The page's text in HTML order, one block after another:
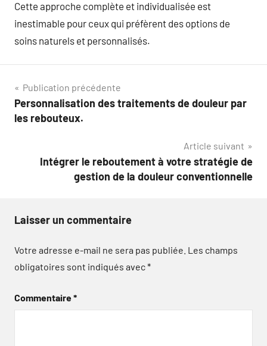
Cette approche complète et individualisée est
inestimable pour ceux qui préfèrent des options de
soins naturels et personnalisés.
Navigation
de
Publication précédente
Personnalisation des traitements de douleur par
les rebouteux.
Article suivant
Intégrer le reboutement à votre stratégie de
gestion de la douleur conventionnelle
Laisser un commentaire
Votre adresse e-mail ne sera pas publiée. Les champs
obligatoires sont indiqués avec*
Commentaire*